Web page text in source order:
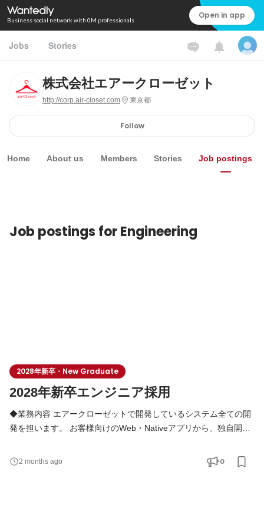
Business social network with 0M professionals Open in app
Jobs Stories
株式会社エアークローゼット
http://corp.air-closet.com 東京都
Follow
Home About us Members Stories Job postings
Job postings for Engineering
2028年新卒・New Graduate
2028年新卒エンジニア採用
◆業務内容 エアークローゼットで開発しているシステム全ての開
発を担います。 お客様向けのWeb・Nativeアプリから、独自開発
ビスを運営していくためのシステムの開発をフルスタック志向で
2 months ago 0